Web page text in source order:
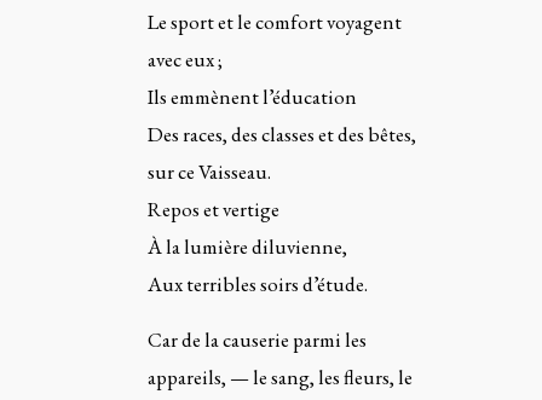
Le sport et le comfort voyagent
avec eux ;
Ils emmènent l’éducation
Des races, des classes et des bêtes,
sur ce Vaisseau.
Repos et vertige
À la lumière diluvienne,
Aux terribles soirs d’étude.
Car de la causerie parmi les
appareils, — le sang, les fleurs, le